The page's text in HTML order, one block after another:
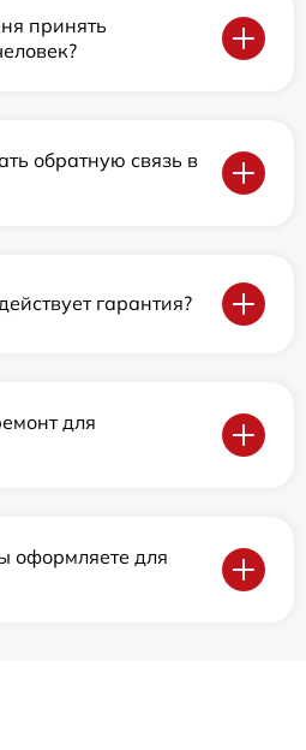
принять
обратную связь в
гарантия?
для
оформляете для